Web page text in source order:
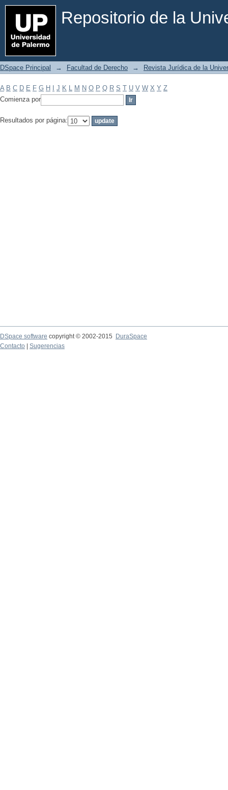
Repositorio de la
Filtrar por: Materia
DSpace Principal → Facultad de Derecho → Revista Jurídica de la
A B C D E F G H J K L M N O P Q R S T U V W X Y Z
Comienza por
Resultados por página:
DSpace software copyright © 2002-2015
DuraSpace
Contacto
Sugerencias